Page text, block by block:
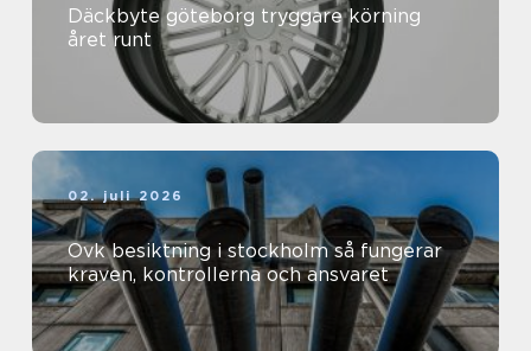
Däckbyte göteborg tryggare körning
året runt
02. juli 2026
Ovk besiktning i stockholm så fungerar
kraven, kontrollerna och ansvaret